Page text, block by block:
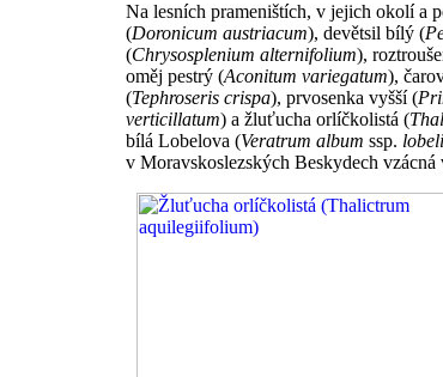
Na lesních prameništích, v jejich okolí a
(Doronicum austriacum), devětsil bílý (
(Chrysosplenium alternifolium),
oměj pestrý (Aconitum variegatum),
(Tephroseris crispa), prvosenka vyšší (
verticillatum) a žluťucha orlíčkolistá (
bílá Lobelova (Veratrum album ssp.
v Moravskoslezských Beskydech